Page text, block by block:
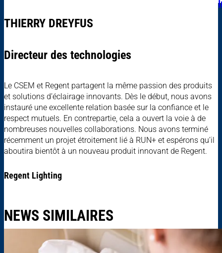
THIERRY DREYFUS
Directeur des technologies
Le CSEM et Regent partagent la même passion des produits
et solutions d’éclairage innovants. Dès le début, nous avons
instauré une excellente relation basée sur la confiance et le
respect mutuels. En contrepartie, cela a ouvert la voie à de
nombreuses nouvelles collaborations. Nous avons terminé
récemment un projet étroitement lié à RUN+ et espérons qu’il
aboutira bientôt à un nouveau produit innovant de Regent.
Regent Lighting
NEWS SIMILAIRES